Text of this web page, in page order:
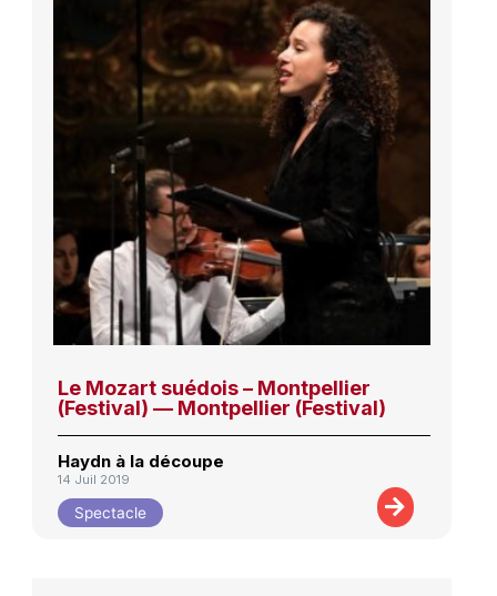
Le Mozart suédois – Montpellier
(Festival) — Montpellier (Festival)
Haydn à la découpe
14 Juil 2019
Spectacle